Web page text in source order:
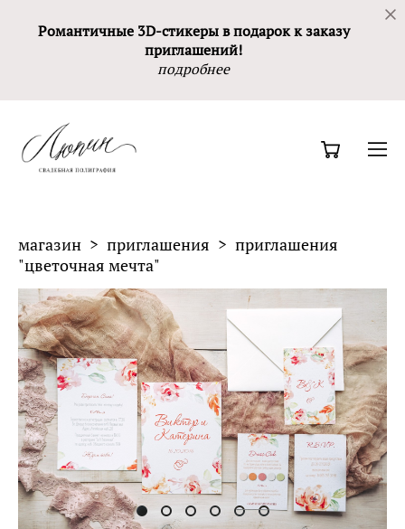
Романтичные 3D-стикеры в подарок к заказу
приглашений!
подробнее
магазин > приглашения > приглашения
"цветочная мечта"